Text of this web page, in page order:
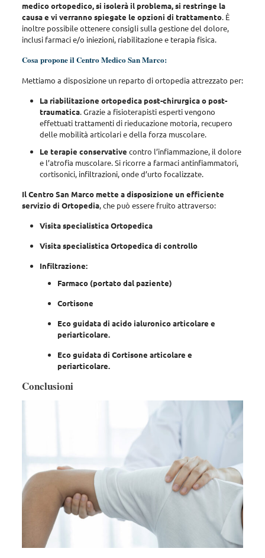
medico ortopedico, si isolerà il problema, si restringe la
causa e vi verranno spiegate le opzioni di trattamento. È
inoltre possibile ottenere consigli sulla gestione del dolore,
inclusi farmaci e/o iniezioni, riabilitazione e terapia fisica.
Cosa propone il Centro Medico San Marco:
Mettiamo a disposizione un reparto di ortopedia attrezzato per:
La riabilitazione ortopedica post-chirurgica o post-
traumatica. Grazie a fisioterapisti esperti vengono
effettuati trattamenti di rieducazione motoria, recupero
delle mobilità articolari e della forza muscolare.
Le terapie conservative contro l’infiammazione, il dolore
e l’atrofia muscolare. Si ricorre a farmaci antinfiammatori,
cortisonici, infiltrazioni, onde d’urto focalizzate.
Il Centro San Marco mette a disposizione un efficiente
servizio di Ortopedia, che può essere fruito attraverso:
Visita specialistica Ortopedica
Visita specialistica Ortopedica di controllo
Infiltrazione:
Farmaco (portato dal paziente)
Cortisone
Eco guidata di acido ialuronico articolare e
periarticolare.
Eco guidata di Cortisone articolare e
periarticolare.
Conclusioni